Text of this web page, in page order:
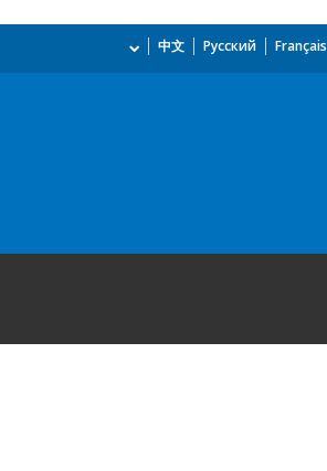
Français
Русский
中文